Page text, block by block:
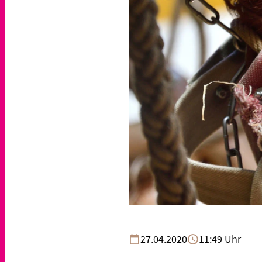
27.04.2020 11:49 Uhr